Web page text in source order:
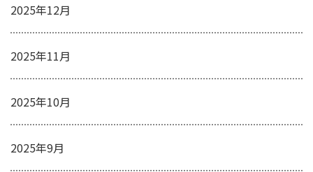
2025年12月
2025年11月
2025年10月
2025年9月